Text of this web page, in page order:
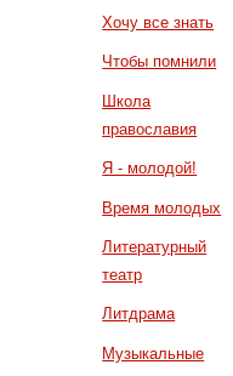
Хочу все знать
Чтобы помнили
Школа
православия
Я - молодой!
Время молодых
Литературный
театр
Литдрама
Музыкальные